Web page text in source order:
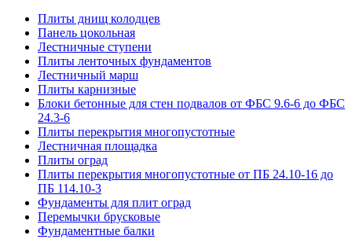
Плиты днищ колодцев
Панель цокольная
Лестничные ступени
Плиты ленточных фундаментов
Лестничный марш
Плиты карнизные
Блоки бетонные для стен подвалов от ФБС 9.6-6 до ФБС
24.3-6
Плиты перекрытия многопустотные
Лестничная площадка
Плиты оград
Плиты перекрытия многопустотные от ПБ 24.10-16 до
ПБ 114.10-3
Фундаменты для плит оград
Перемычки брусковые
Фундаментные балки